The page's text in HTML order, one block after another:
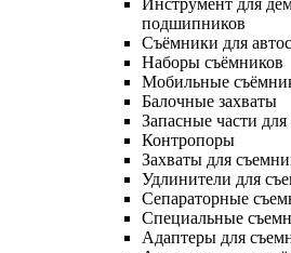
Инструмент для
подшипников
Съёмники для
Наборы съёмников
Мобильные
Балочные захваты
Запасные части
Контропоры
Захваты для
Удлинители для
Сепараторные
Специальные
Адаптеры для